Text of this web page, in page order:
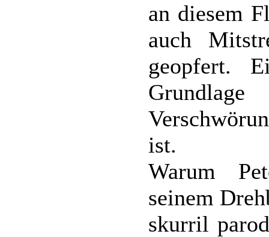
an diesem
auch
geopfert.
ist.
Warum
seinem
skurril